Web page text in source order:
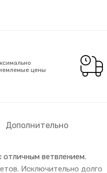
цены
Дополнительно
отличным ветвлением.
Исключительно долго